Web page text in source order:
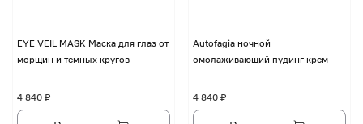
EYE VЕIL MASK Маска для глаз от
морщин и темных кругов
4 840 ₽
Autofagia ночной
омолаживающий пудинг крем
4 840 ₽